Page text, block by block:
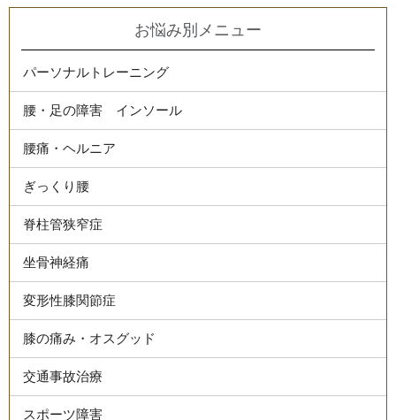
お悩み別メニュー
パーソナルトレーニング
腰・足の障害 インソール
腰痛・ヘルニア
ぎっくり腰
脊柱管狭窄症
坐骨神経痛
変形性膝関節症
膝の痛み・オスグッド
交通事故治療
スポーツ障害